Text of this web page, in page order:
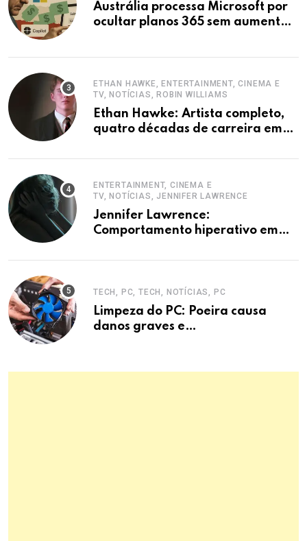
Austrália processa Microsoft por
ocultar planos 365 sem aumento e
ETHAN HAWKE, ENTERTAINMENT, CINEMA E
TV, NOTÍCIAS, ROBIN WILLIAMS
Ethan Hawke: Artista completo,
quatro décadas de carreira em
ENTERTAINMENT, CINEMA E
TV, NOTÍCIAS, JENNIFER LAWRENCE
Jennifer Lawrence:
Comportamento hiperativo em
defesa.
TECH, PC, TECH, NOTÍCIAS, PC
Limpeza do PC: Poeira causa
danos graves e